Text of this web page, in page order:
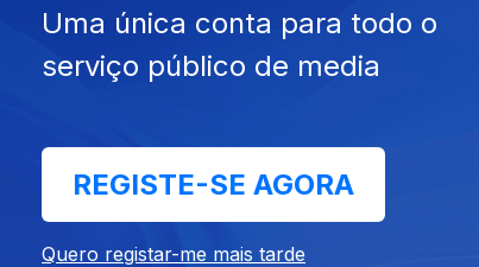
25 dez. 2023 24 dez. 2023
Uma única conta para todo o
serviço público de media
REGISTE-SE AGORA
Quero registar-me mais tarde